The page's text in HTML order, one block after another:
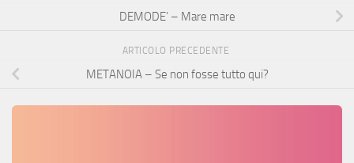
DEMODE’ – Mare mare
ARTICOLO PRECEDENTE
METANOIA – Se non fosse tutto qui?